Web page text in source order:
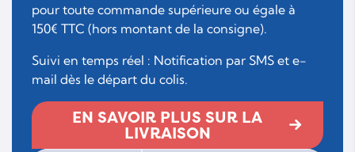
pour toute commande supérieure ou égale à
150€ TTC (hors montant de la consigne).
Suivi en temps réel : Notification par SMS et e-
mail dès le départ du colis.
EN SAVOIR PLUS SUR LA
LIVRAISON